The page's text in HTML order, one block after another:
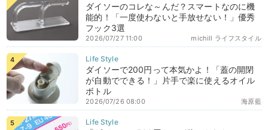
ダイソーのコレな～んだ？スマートなのに機
能的！「一度使わないと手放せない！」優秀
フック3選
michill ライフスタイル
2026/07/27 11:00
ダイソーで200円って本気かよ！「蓋の開閉
が自動でできる！」片手で楽に使えるオイル
ボトル
海原藍
2026/07/26 08:00